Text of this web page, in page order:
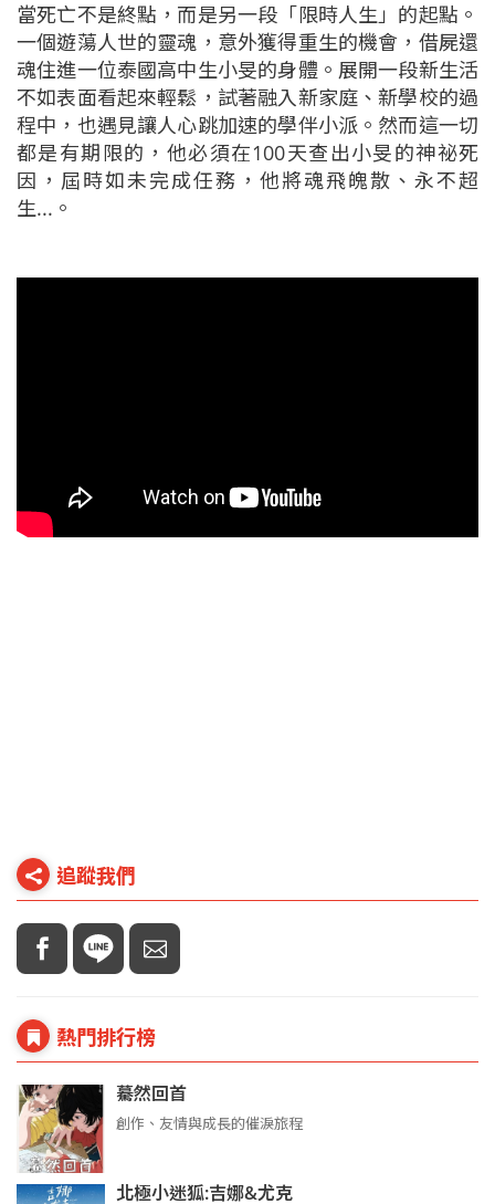
當死亡不是終點，而是另一段「限時人生」的起點。
一個遊蕩人世的靈魂，意外獲得重生的機會，借屍還
魂住進一位泰國高中生小旻的身體。展開一段新生活
不如表面看起來輕鬆，試著融入新家庭、新學校的過
程中，也遇見讓人心跳加速的學伴小派。然而這一切
都是有期限的，他必須在100天查出小旻的神祕死
因，屆時如未完成任務，他將魂飛魄散、永不超
生...。
追蹤我們
熱門排行榜
驀然回首
創作、友情與成長的催淚旅程
北極小迷狐:吉娜&尤克